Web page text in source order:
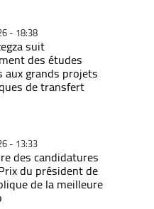
- 18:38
suit
des études
aux grands projets
de transfert
- 13:33
des candidatures
du président de
de la meilleure